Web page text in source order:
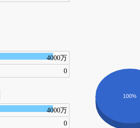
4000万
0
4000万
0
100%